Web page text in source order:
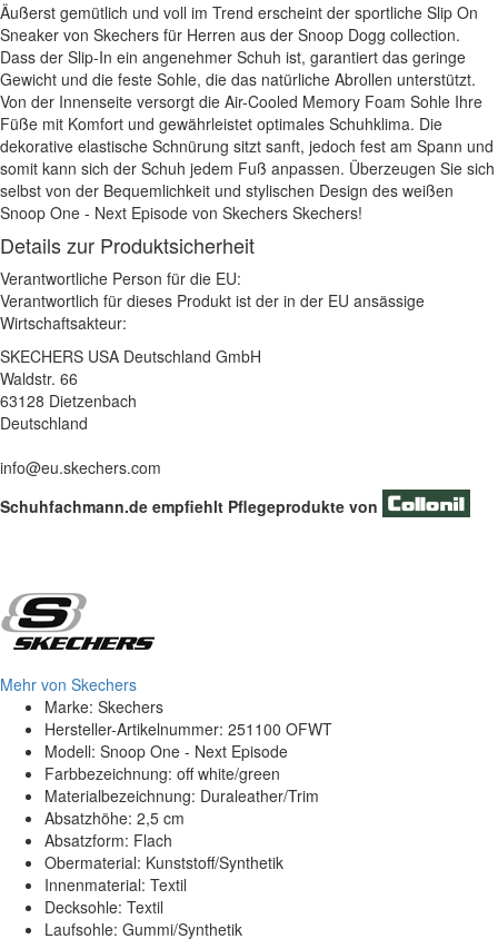
Äußerst gemütlich und voll im Trend erscheint der sportliche Slip On
Sneaker von Skechers für Herren aus der Snoop Dogg collection.
Dass der Slip-In ein angenehmer Schuh ist, garantiert das geringe
Gewicht und die feste Sohle, die das natürliche Abrollen unterstützt.
Von der Innenseite versorgt die Air-Cooled Memory Foam Sohle Ihre
Füße mit Komfort und gewährleistet optimales Schuhklima. Die
dekorative elastische Schnürung sitzt sanft, jedoch fest am Spann und
somit kann sich der Schuh jedem Fuß anpassen. Überzeugen Sie sich
selbst von der Bequemlichkeit und stylischen Design des weißen
Snoop One - Next Episode von Skechers Skechers!
Details zur Produktsicherheit
Verantwortliche Person für die EU:
Verantwortlich für dieses Produkt ist der in der EU ansässige
Wirtschaftsakteur:
SKECHERS USA Deutschland GmbH
Waldstr. 66
63128 Dietzenbach
Deutschland
info@eu.skechers.com
Schuhfachmann.de empfiehlt Pflegeprodukte von
Mehr von Skechers
Marke: Skechers
Hersteller-Artikelnummer: 251100 OFWT
Modell: Snoop One - Next Episode
Farbbezeichnung: off white/green
Materialbezeichnung: Duraleather/Trim
Absatzhöhe: 2,5 cm
Absatzform: Flach
Obermaterial: Kunststoff/Synthetik
Innenmaterial: Textil
Decksohle: Textil
Laufsohle: Gummi/Synthetik